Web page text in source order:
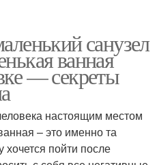
санузел
ванная
— секреты
настоящим местом
– это именно та
хочется пойти после